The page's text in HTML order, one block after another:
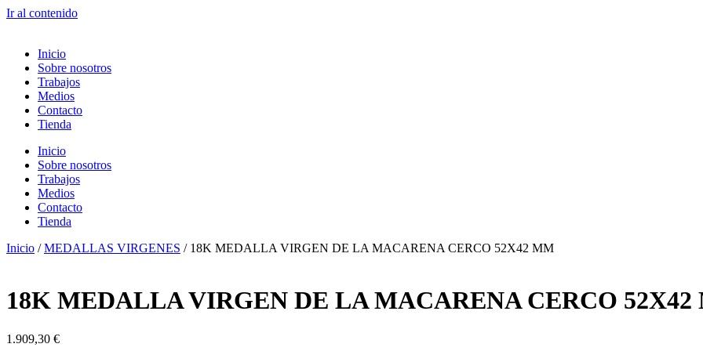
Ir al contenido
Inicio
Sobre nosotros
Trabajos
Medios
Contacto
Tienda
Inicio
Sobre nosotros
Trabajos
Medios
Contacto
Tienda
Inicio /MEDALLAS VIRGENES / 18K MEDALLA VIRGEN DE LA MACARENA CERCO 52X42 MM
18K MEDALLA VIRGEN DE LA MACARENA CERCO 52X42
1.909,30 €